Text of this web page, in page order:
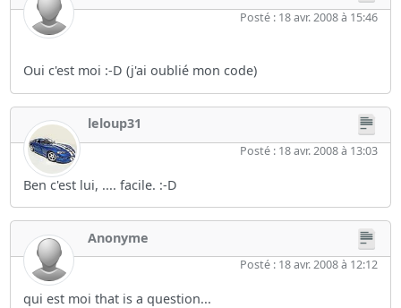
Posté : 18 avr. 2008 à 15:46
Oui c'est moi :-D (j'ai oublié mon code)
leloup31
Posté : 18 avr. 2008 à 13:03
Ben c'est lui, .... facile. :-D
Anonyme
Posté : 18 avr. 2008 à 12:12
qui est moi that is a question...